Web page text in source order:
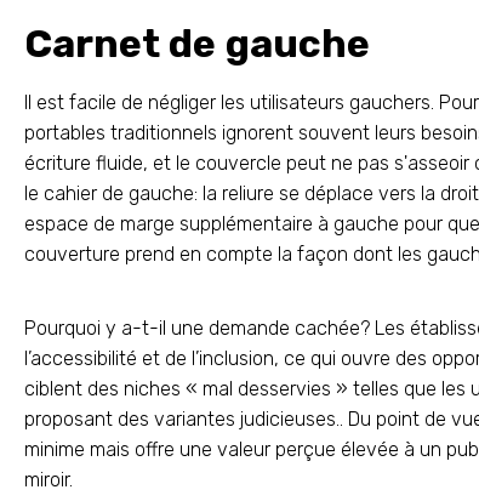
Carnet de gauche
Il est facile de négliger les utilisateurs gauchers.
portables traditionnels ignorent souvent leurs
écriture fluide, et le couvercle peut ne pas
le cahier de gauche: la reliure se déplace vers la
espace de marge supplémentaire à gauche pour
couverture prend en compte la façon dont les
Pourquoi y a-t-il une demande cachée? Les
l’accessibilité et de l’inclusion, ce qui ouvre des
ciblent des niches « mal desservies » telles que
proposant des variantes judicieuses.. Du point de
minime mais offre une valeur perçue élevée à un
miroir.